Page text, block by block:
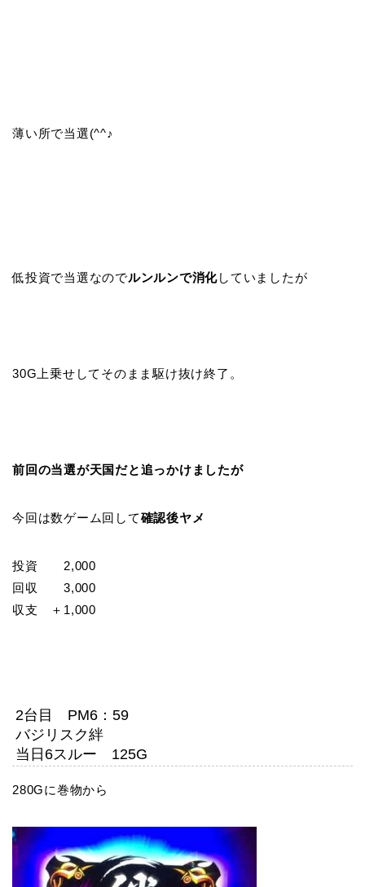
薄い所で当選(^^♪
低投資で当選なのでルンルンで消化していましたが
30G上乗せしてそのまま駆け抜け終了。
前回の当選が天国だと追っかけましたが
今回は数ゲーム回して確認後ヤメ
投資 2,000
回収 3,000
収支 ＋1,000
2台目 PM6：59
バジリスク絆
当日6スルー 125G
280Gに巻物から